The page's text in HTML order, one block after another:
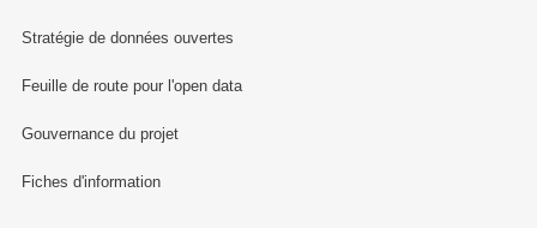
Stratégie de données ouvertes
Feuille de route pour l'open data
Gouvernance du projet
Fiches d'information